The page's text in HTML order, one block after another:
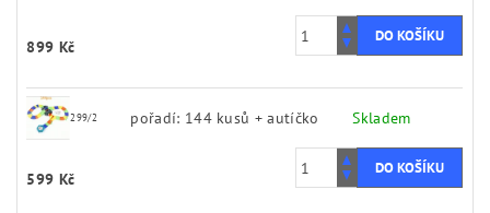
899 Kč
299/2 pořadí: 144 kusů + autíčko Skladem
599 Kč